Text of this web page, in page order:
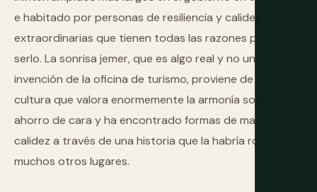
e habitado por personas de resiliencia y calidez
extraordinarias que tienen todas las razones para no
serlo. La sonrisa jemer, que es algo real y no una
invención de la oficina de turismo, proviene de una
cultura que valora enormemente la armonía social y el
ahorro de cara y ha encontrado formas de mantener la
calidez a través de una historia que la habría roto en
muchos otros lugares.